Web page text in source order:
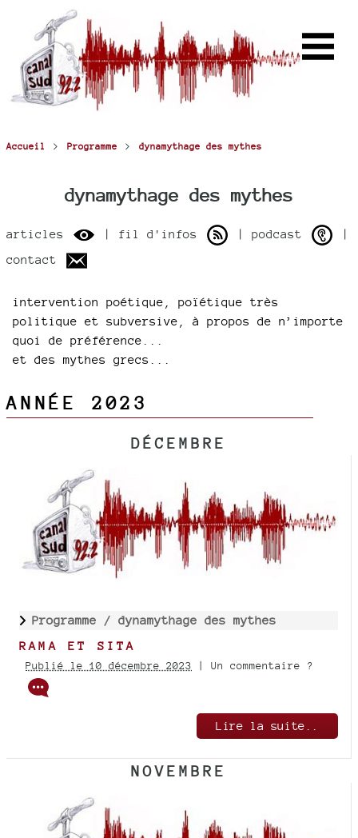
Accueil > Programme > dynamythage des mythes
dynamythage des mythes
articles | fil d'infos | podcast
|
contact
intervention poétique, poïétique très
politique et subversive, à propos de n’importe
quoi de préférence...
et des mythes grecs...
ANNÉE 2023
DÉCEMBRE
Programme / dynamythage des mythes
RAMA ET SITA
Publié le 10 décembre 2023 | Un commentaire ?
Lire la suite..
NOVEMBRE